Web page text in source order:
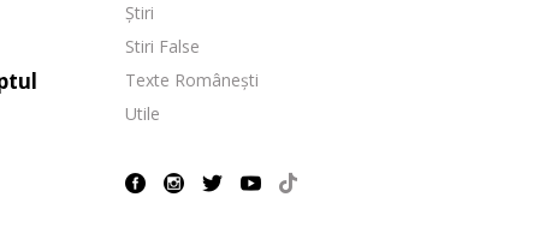
Știri
Stiri False
Texte Românești
Utile